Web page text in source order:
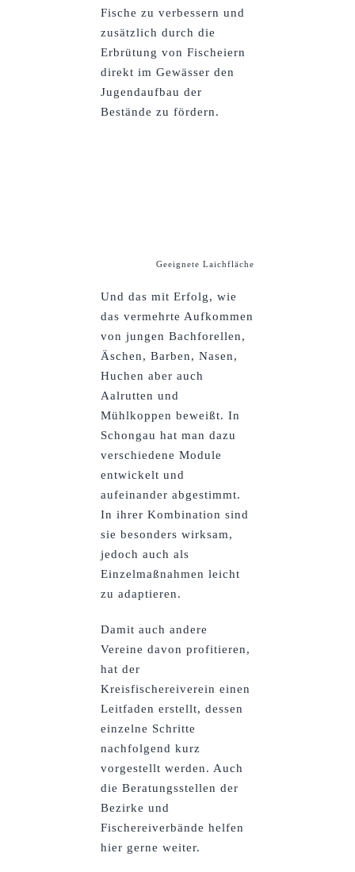
Fische zu verbessern und
zusätzlich durch die
Erbrütung von Fischeiern
direkt im Gewässer den
Jugendaufbau der
Bestände zu fördern.
Geeignete Laichfläche
Und das mit Erfolg, wie
das vermehrte Aufkommen
von jungen Bachforellen,
Äschen, Barben, Nasen,
Huchen aber auch
Aalrutten und
Mühlkoppen beweißt. In
Schongau hat man dazu
verschiedene Module
entwickelt und
aufeinander abgestimmt.
In ihrer Kombination sind
sie besonders wirksam,
jedoch auch als
Einzelmaßnahmen leicht
zu adaptieren.
Damit auch andere
Vereine davon profitieren,
hat der
Kreisfischereiverein einen
Leitfaden erstellt, dessen
einzelne Schritte
nachfolgend kurz
vorgestellt werden. Auch
die Beratungsstellen der
Bezirke und
Fischereiverbände helfen
hier gerne weiter.